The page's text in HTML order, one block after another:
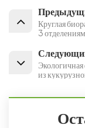
Круглая
3
Экологичная
из